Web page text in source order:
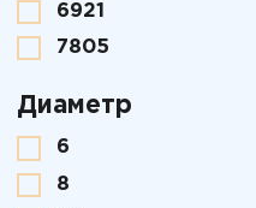
6921
7805
Диаметр
6
8